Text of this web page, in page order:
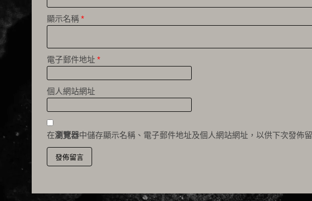
顯示名稱 *
電子郵件地址 *
個人網站網址
在瀏覽器中儲存顯示名稱、電子郵件地址及個人網站網址，以供下次發佈